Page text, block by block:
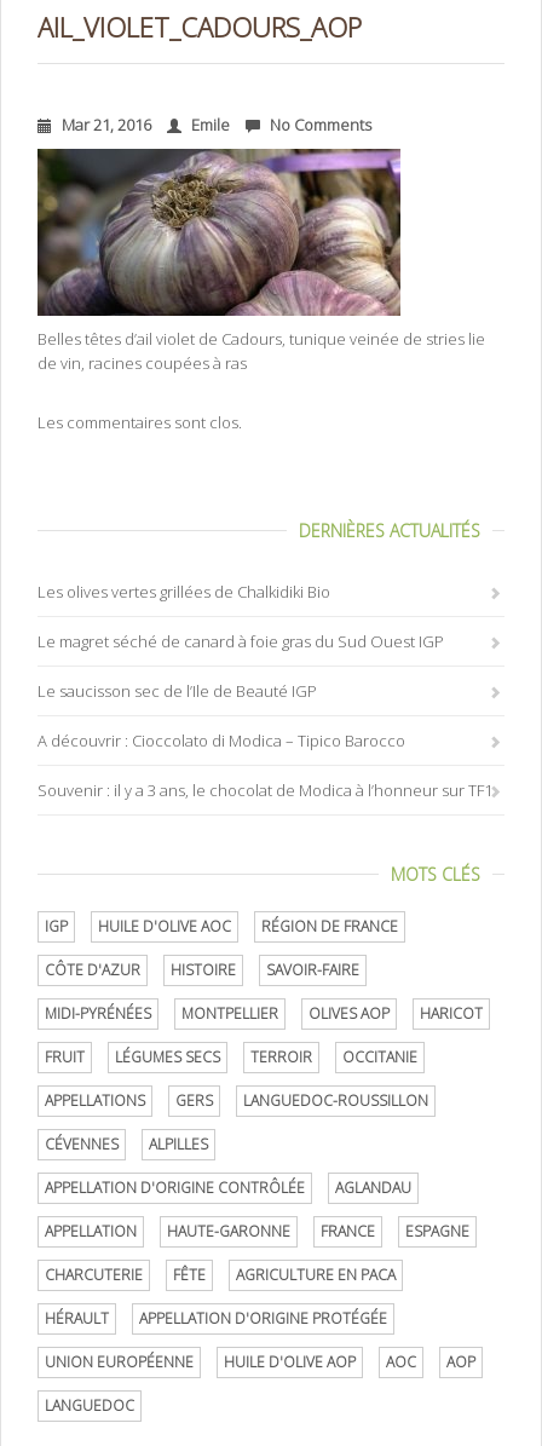
AIL_VIOLET_CADOURS_AOP
Mar 21, 2016 Emile No Comments
Belles têtes d’ail violet de Cadours, tunique veinée de stries lie
de vin, racines coupées à ras
Les commentaires sont clos.
DERNIÈRES ACTUALITÉS
Les olives vertes grillées de Chalkidiki Bio
Le magret séché de canard à foie gras du Sud Ouest IGP
Le saucisson sec de l’Ile de Beauté IGP
A découvrir : Cioccolato di Modica – Tipico Barocco
Souvenir : il y a 3 ans, le chocolat de Modica à l’honneur sur TF1
MOTS CLÉS
IGP HUILE D'OLIVE AOC RÉGION DE FRANCE
CÔTE D'AZUR HISTOIRE SAVOIR-FAIRE
MIDI-PYRÉNÉES MONTPELLIER OLIVES AOP HARICOT
FRUIT LÉGUMES SECS TERROIR OCCITANIE
APPELLATIONS GERS LANGUEDOC-ROUSSILLON
CÉVENNES ALPILLES
APPELLATION D'ORIGINE CONTRÔLÉE AGLANDAU
APPELLATION HAUTE-GARONNE FRANCE ESPAGNE
CHARCUTERIE FÊTE AGRICULTURE EN PACA
HÉRAULT APPELLATION D'ORIGINE PROTÉGÉE
UNION EUROPÉENNE HUILE D'OLIVE AOP AOC AOP
LANGUEDOC